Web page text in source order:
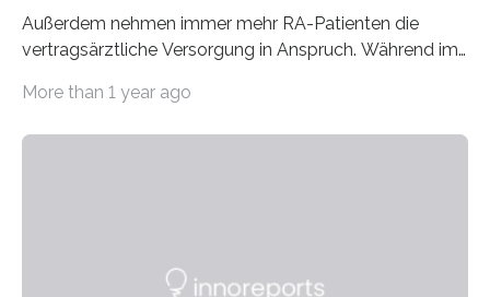
Außerdem nehmen immer mehr RA-Patienten die
vertragsärztliche Versorgung in Anspruch. Während im
More than 1 year ago